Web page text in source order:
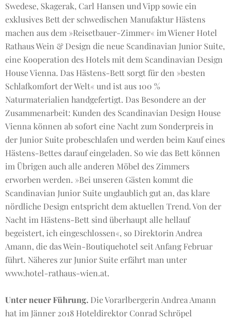
Swedese, Skagerak, Carl Hansen und Vipp sowie ein
exklusives Bett der schwedischen Manufaktur Hästens
machen aus dem »Reisetbauer-Zimmer« im Wiener Hotel
Rathaus Wein & Design die neue Scandinavian Junior Suite,
eine Kooperation des Hotels mit dem Scandinavian Design
House Vienna. Das Hästens-Bett sorgt für den »besten
Schlafkomfort der Welt« und ist aus 100 %
Naturmaterialien handgefertigt. Das Besondere an der
Zusammenarbeit: Kunden des Scandinavian Design House
Vienna können ab sofort eine Nacht zum Sonderpreis in
der Junior Suite probeschlafen und werden beim Kauf eines
Hästens-Bettes darauf eingeladen. So wie das Bett können
im Übrigen auch alle anderen Möbel des Zimmers
erworben werden. »Bei unseren Gästen kommt die
Scandinavian Junior Suite unglaublich gut an, das klare
nördliche Design entspricht dem aktuellen Trend. Von der
Nacht im Hästens-Bett sind überhaupt alle hellauf
begeistert, ich eingeschlossen«, so Direktorin Andrea
Amann, die das Wein-Boutiquehotel seit Anfang Februar
führt. Näheres zur Junior Suite erfährt man unter
www.hotel-rathaus-wien.at.
Unter neuer Führung. Die Vorarlbergerin Andrea Amann
hat im Jänner 2018 Hoteldirektor Conrad Schröpel